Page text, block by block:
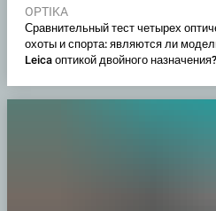
OPTIKA
Сравнительный тест четырех
охоты и спорта: являются ли
Leica оптикой двойного назначения?